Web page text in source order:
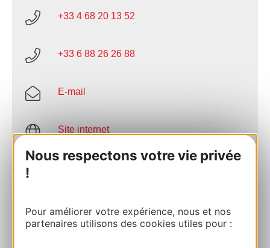
Nous respectons votre vie privée
!
Pour améliorer votre expérience, nous et nos
partenaires utilisons des cookies utiles pour :
+33 4 68 20 13 52
+33 6 88 26 26 88
E-mail
Site internet
AU CARNET